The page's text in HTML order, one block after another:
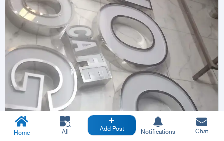
Home All Add Post Notifications Chat